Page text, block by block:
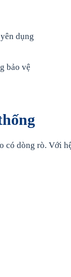
dụng
bảo vệ
có dòng rò. Với